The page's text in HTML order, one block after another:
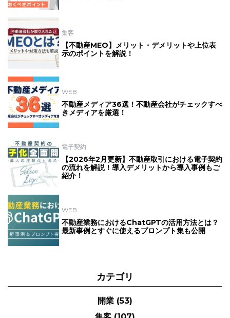
集客
【不動産MEO】メリット・デメリットや上位表
示のポイントを解説！
WEB
不動産メディア36選！不動産会社がチェックすべ
きメディアを厳選！
電子契約
【2026年2月更新】不動産取引における電子契約
の流れを解説！導入デメリットから導入事例もご
紹介！
WEB
不動産業務におけるChatGPTの活用方法とは？
最新事例とすぐに使えるプロンプト集も公開
カテゴリ
開業 (53)